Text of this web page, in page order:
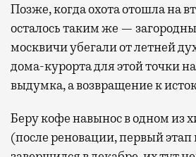
Позже, когда охота отошла на
осталось таким же —
москвичи убегали от летней
дома-курорта для этой точки
выдумка, а возвращение к
Беру кофе навынос в одном из
(после реновации, первый этап